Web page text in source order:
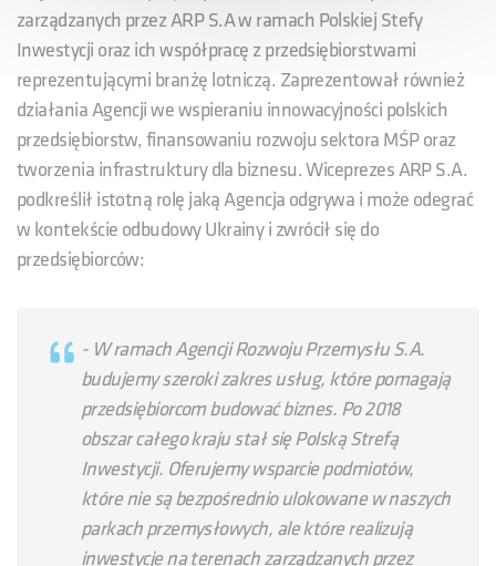
zarządzanych przez ARP S.A w ramach Polskiej Stefy
Inwestycji oraz ich współpracę z przedsiębiorstwami
reprezentującymi branżę lotniczą. Zaprezentował również
działania Agencji we wspieraniu innowacyjności polskich
przedsiębiorstw, finansowaniu rozwoju sektora MŚP oraz
tworzenia infrastruktury dla biznesu. Wiceprezes ARP S.A.
podkreślił istotną rolę jaką Agencja odgrywa i może odegrać
w kontekście odbudowy Ukrainy i zwrócił się do
przedsiębiorców:
- W ramach Agencji Rozwoju Przemysłu S.A.
budujemy szeroki zakres usług, które pomagają
przedsiębiorcom budować biznes. Po 2018
obszar całego kraju stał się Polską Strefą
Inwestycji. Oferujemy wsparcie podmiotów,
które nie są bezpośrednio ulokowane w naszych
parkach przemysłowych, ale które realizują
inwestycje na terenach zarządzanych przez